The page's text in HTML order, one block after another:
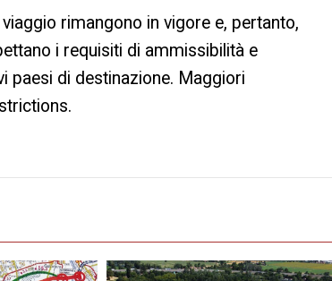
rimangono in vigore e, pertanto,
i requisiti di ammissibilità e
paesi di destinazione. Maggiori